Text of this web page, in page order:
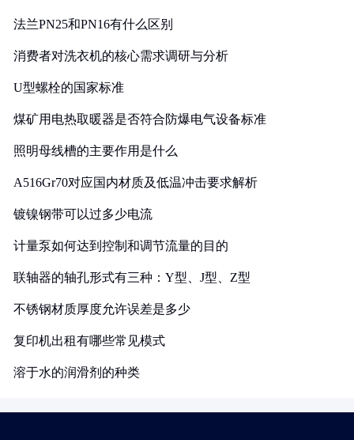
法兰PN25和PN16有什么区别
消费者对洗衣机的核心需求调研与分析
U型螺栓的国家标准
煤矿用电热取暖器是否符合防爆电气设备标准
照明母线槽的主要作用是什么
A516Gr70对应国内材质及低温冲击要求解析
镀镍钢带可以过多少电流
计量泵如何达到控制和调节流量的目的
联轴器的轴孔形式有三种：Y型、J型、Z型
不锈钢材质厚度允许误差是多少
复印机出租有哪些常见模式
溶于水的润滑剂的种类